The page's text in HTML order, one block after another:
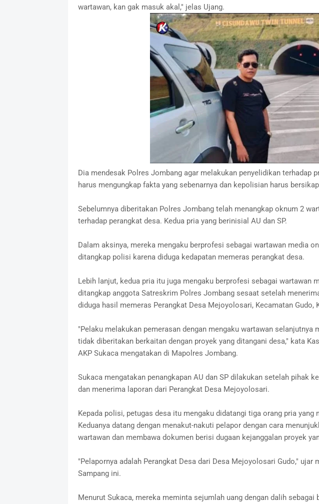
wartawan, kan gak masuk akal," jelas Ujang.
Dia mendesak Polres Jombang agar melakukan penyelidikan terhadap
harus mengungkap fakta yang sebenarnya dan kepolisian harus
Sebelumnya diberitakan Polres Jombang telah menangkap oknum 2
terhadap perangkat desa. Kedua pria yang berinisial AU dan SP.
Dalam aksinya, mereka mengaku berprofesi sebagai wartawan media
ditangkap polisi karena diduga kedapatan memeras perangkat desa.
Lebih lanjut, kedua pria itu juga mengaku berprofesi sebagai wartawan
ditangkap anggota Satreskrim Polres Jombang sesaat setelah
diduga hasil memeras Perangkat Desa Mejoyolosari, Kecamatan Gudo,
"Pelaku melakukan pemerasan dengan mengaku wartawan selanjutnya
tidak diberitakan berkaitan dengan proyek yang ditangani desa," kata
AKP Sukaca mengatakan di Mapolres Jombang.
Sukaca mengatakan penangkapan AU dan SP dilakukan setelah pihak
dan menerima laporan dari Perangkat Desa Mejoyolosari.
Kepada polisi, petugas desa itu mengaku didatangi tiga orang pria yang
Keduanya datang dengan menakut-nakuti pelapor dengan cara
wartawan dan membawa dokumen berisi dugaan kejanggalan proyek
"Pelapornya adalah Perangkat Desa dari Desa Mejoyolosari Gudo," ujar
Sampang ini.
Menurut Sukaca, mereka meminta sejumlah uang dengan dalih sebagai